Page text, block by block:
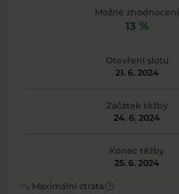
Možné zhodnocení
13 %
Otevření slotu
21. 6. 2024
Začátek těžby
24. 6. 2024
Konec těžby
25. 6. 2024
trending_down Maximální ztrátahelp